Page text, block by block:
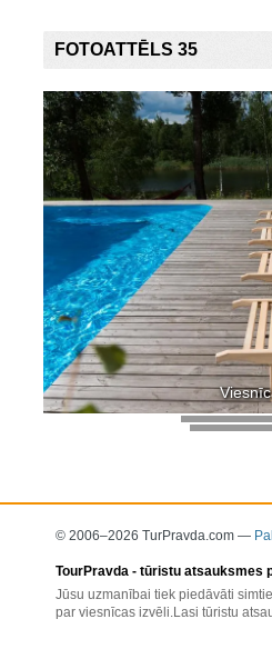
FOTOATTĒLS 35
© 2006–2026 TurPravda.com —
TourPravda - tūristu atsauksmes
Jūsu uzmanībai tiek piedāvāti
par viesnīcas izvēli.Lasi tūristu